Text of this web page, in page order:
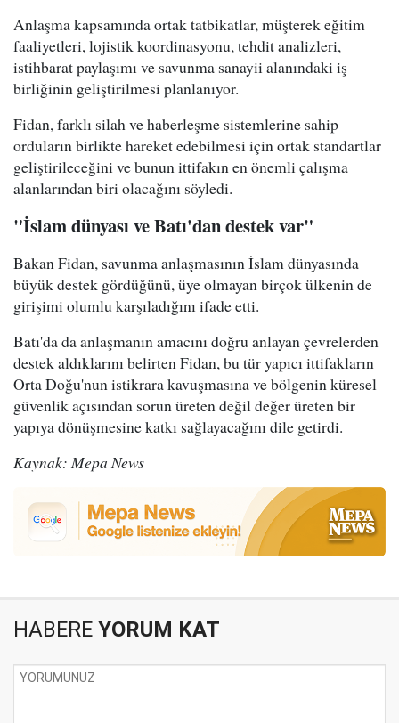
Anlaşma kapsamında ortak tatbikatlar, müşterek eğitim
faaliyetleri, lojistik koordinasyonu, tehdit analizleri,
istihbarat paylaşımı ve savunma sanayii alanındaki iş
birliğinin geliştirilmesi planlanıyor.
Fidan, farklı silah ve haberleşme sistemlerine sahip
orduların birlikte hareket edebilmesi için ortak standartlar
geliştirileceğini ve bunun ittifakın en önemli çalışma
alanlarından biri olacağını söyledi.
"İslam dünyası ve Batı'dan destek var"
Bakan Fidan, savunma anlaşmasının İslam dünyasında
büyük destek gördüğünü, üye olmayan birçok ülkenin de
girişimi olumlu karşıladığını ifade etti.
Batı'da da anlaşmanın amacını doğru anlayan çevrelerden
destek aldıklarını belirten Fidan, bu tür yapıcı ittifakların
Orta Doğu'nun istikrara kavuşmasına ve bölgenin küresel
güvenlik açısından sorun üreten değil değer üreten bir
yapıya dönüşmesine katkı sağlayacağını dile getirdi.
Kaynak: Mepa News
HABERE YORUM KAT